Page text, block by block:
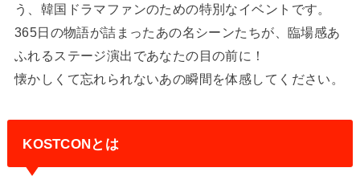
う、韓国ドラマファンのための特別なイベントです。
365日の物語が詰まったあの名シーンたちが、臨場感あ
ふれるステージ演出であなたの目の前に！
懐かしくて忘れられないあの瞬間を体感してください。
KOSTCONとは